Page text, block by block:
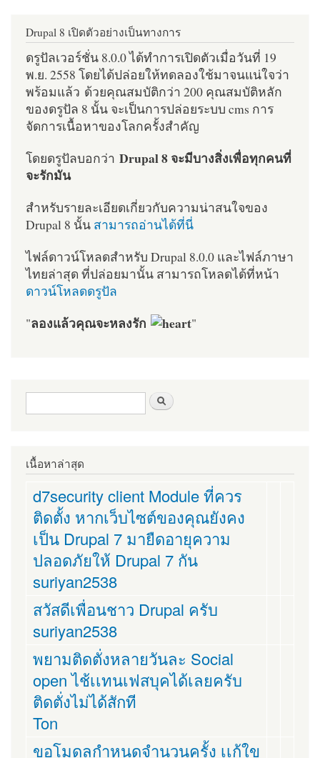
Drupal 8 เปิดตัวอย่างเป็นทางการ
ดรูปัลเวอร์ชั่น 8.0.0 ได้ทำการเปิดตัวเมื่อวันที่ 19
พ.ย. 2558 โดยได้ปล่อยให้ทดลองใช้มาจนแน่ใจว่า
พร้อมแล้ว ด้วยคุณสมบัติกว่า 200 คุณสมบัติหลัก
ของดรูปัล 8 นั้น จะเป็นการปล่อยระบบ cms การ
จัดการเนื้อหาของโลกครั้งสำคัญ
โดยดรูปัลบอกว่า Drupal 8 จะมีบางสิ่งเพื่อทุกคนที่
จะรักมัน
สำหรับรายละเอียดเกี่ยวกับความน่าสนใจของ
Drupal 8 นั้น สามารถอ่านได้ที่นี่
ไฟล์ดาวน์โหลดสำหรับ Drupal 8.0.0 และไฟล์ภาษา
ไทยล่าสุด ที่ปล่อยมานั้น สามารถโหลดได้ที่หน้า
ดาวน์โหลดดรูปัล
"ลองแล้วคุณจะหลงรัก "
ฟอร์มค้นหา
เนื้อหาล่าสุด
d7security client Module ที่ควร
ติดตั้ง หากเว็บไซต์ของคุณยังคง
เป็น Drupal 7 มายืดอายุความ
ปลอดภัยให้ Drupal 7 กัน
suriyan2538
สวัสดีเพื่อนชาว Drupal ครับ
suriyan2538
พยามติดตั่งหลายวันละ Social
open ไช้เเทนเฟสบุคได้เลยครับ
ติดตั่งไม่ได้สักที
Ton
ขอโมดูลกำหนดจำนวนครั้ง เเก้ใข